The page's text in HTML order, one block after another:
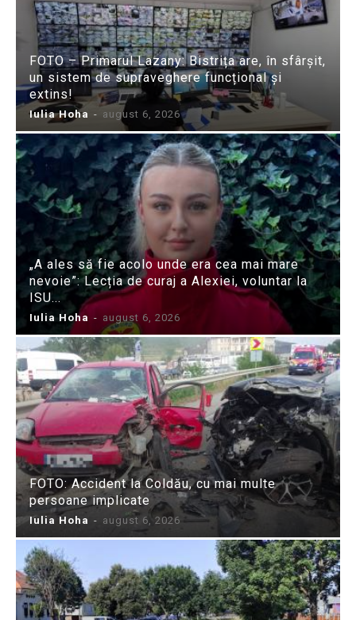
FOTO – Primarul Lazany: Bistrița are, în sfârșit,
un sistem de supraveghere funcțional și
extins!
Iulia Hoha - august 6, 2026
„A ales să fie acolo unde era cea mai mare
nevoie”: Lecția de curaj a Alexiei, voluntar la
ISU...
Iulia Hoha - august 6, 2026
FOTO: Accident la Coldău, cu mai multe
persoane implicate
Iulia Hoha - august 6, 2026